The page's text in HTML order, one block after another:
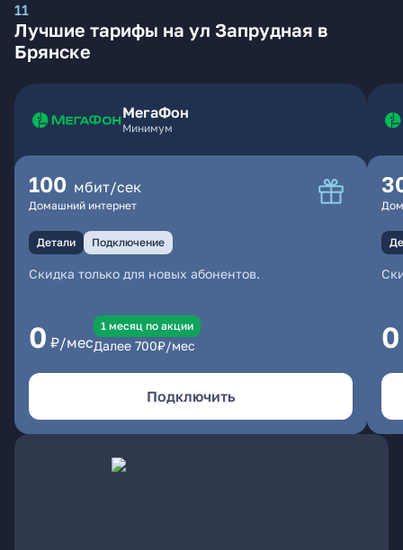
11
Лучшие тарифы на ул Запрудная в
Брянске
МегаФон
Минимум
100 мбит/сек
Домашний интернет
Детали Подключение
Скидка только для новых абонентов.
0 ₽/мес
1 месяц по акции
Далее 700₽/мес
Подключить
0